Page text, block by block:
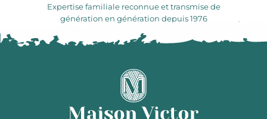
Expertise familiale reconnue et transmise de
génération en génération depuis 1976